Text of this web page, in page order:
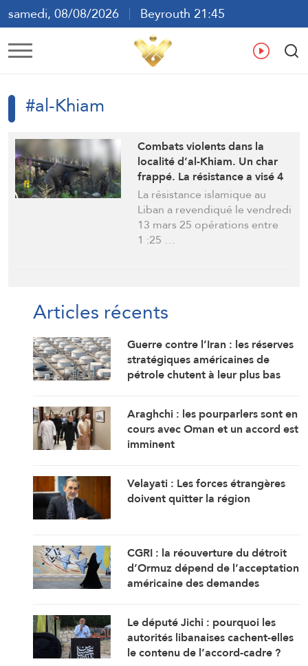
samedi, 08/08/2026
Beyrouth 21:45
ع
#al-Khiam
Combats violents dans la
localité d’al-Khiam. Un char
frappé. La résistance a visé 4
bases israéliennes aux drones
d’attaque
La résistance islamique au
Liban a revendiqué le vendredi
13 mars 25 opérations entre
1 :25 …
Articles récents
Guerre contre l’Iran : les réserves
stratégiques américaines de
pétrole chutent à leur plus bas
Araghchi : les pourparlers sont en
cours avec Oman et un accord est
imminent
Velayati : Les forces étrangères
doivent quitter la région
CGRI : la réouverture du détroit
d’Ormuz dépend de l’acceptation
américaine des demandes
Le député Jichi : pourquoi les
autorités libanaises cachent-elles
le contenu de l’accord-cadre ?